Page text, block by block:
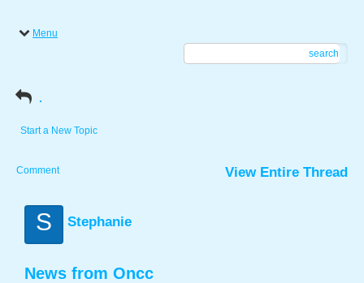
Menu
search
.
Start a New Topic
Comment View Entire Thread
S Stephanie
News from Oncc